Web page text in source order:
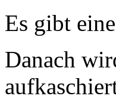
Es gibt
Danach